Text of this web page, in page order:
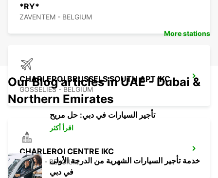
*RY*
ZAVENTEM - BELGIUM
CHARLEROI BRUSSELS SOUTH APT IKC
GOSSELIES - BELGIUM
CHARLEROI CENTRE IKC
JUMET - BELGIUM
More stations
Our Blog articles in UAE - Dubai &
Northern Emirates
تأجير السيارات في دبي: حل مريح
اقرأ أكثر
خدمة تأجير السيارات الشهرية من الدرجة الأولى
في دبي